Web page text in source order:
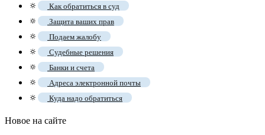
🔅 Как обратиться в суд
🔅 Защита ваших прав
🔅 Подаем жалобу
🔅 Судебные решения
🔅 Банки и счета
🔅 Адреса электронной почты
🔅 Куда надо обратиться
Новое на сайте